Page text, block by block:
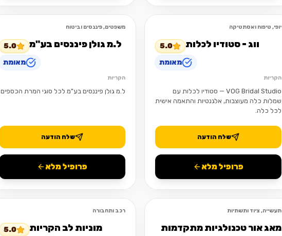
יופי, טיפוח ואסתטיקה
ווג - סטודיו לכלות
5.0
מאומת
הקריות
VOG Bridal Studio — סטודיו לכלות עם
שמלות כלה מעוצבות, אלגנטיות והתאמה אישית
לכל כלה.
שלח הודעה
פרופיל מלא
משפטים, פיננסים וביטוח
ל.מ גולן פיננסים בע"מ
5.0
מאומת
הקריות
ל.מ גולן פיננסים בע"מ לכל סוגי המרת הכספים
שלח הודעה
פרופיל מלא
תעשייה, ציוד ותשתיות
מאג אור טכנולגיות מתקדמות
רכב ותחבורה
מוניות לב הקריות
5.0